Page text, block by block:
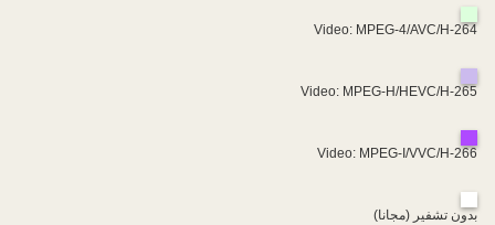
Video: MPEG-4/AVC/H-264
Video: MPEG-H/HEVC/H-265
Video: MPEG-I/VVC/H-266
بدون تشفير (مجانا)